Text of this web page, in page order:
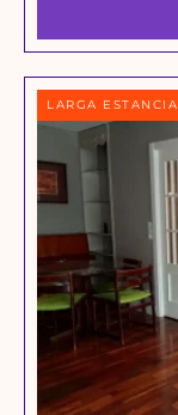
LARGA ESTANCIA